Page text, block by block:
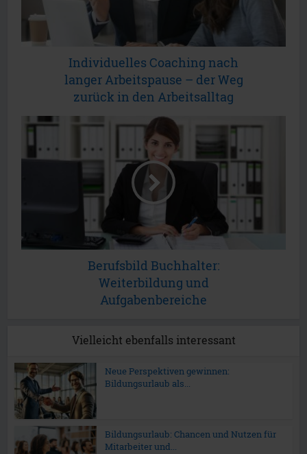
Individuelles Coaching nach
langer Arbeitspause – der Weg
zurück in den Arbeitsalltag
Berufsbild Buchhalter:
Weiterbildung und
Aufgabenbereiche
Vielleicht ebenfalls interessant
Neue Perspektiven gewinnen:
Bildungsurlaub als...
Bildungsurlaub: Chancen und Nutzen für
Mitarbeiter und...